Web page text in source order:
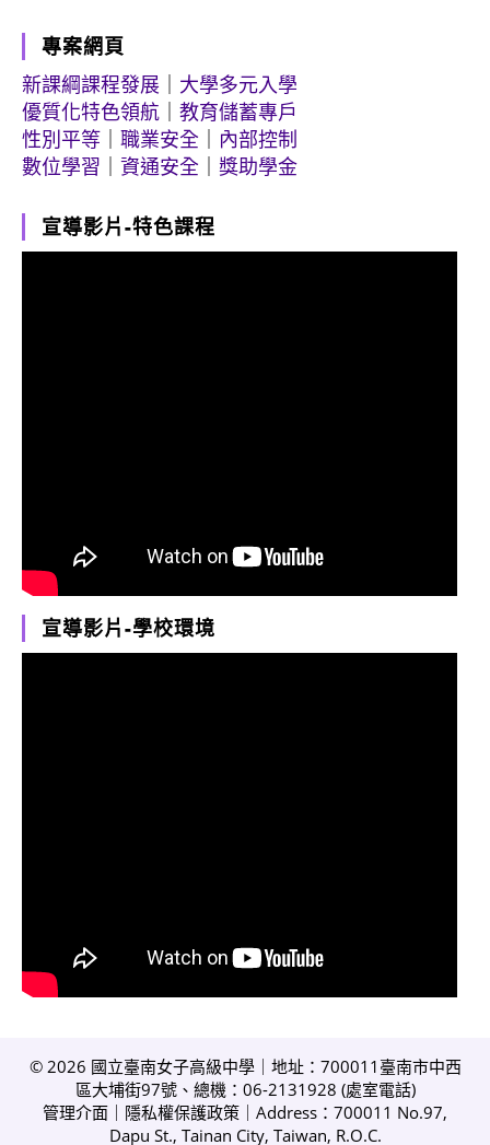
專案網頁
新課綱課程發展
大學多元入學
優質化特色領航
教育儲蓄專戶
性別平等
職業安全
內部控制
數位學習
資通安全 獎助學金
宣導影片-特色課程
宣導影片-學校環境
© 2026 國立臺南女子高級中學｜地址：700011臺南市中西
區大埔街97號、總機：06-2131928 (處室電話)
管理介面 ｜ 隱私權保護政策 ｜Address：700011 No.97,
Dapu St., Tainan City, Taiwan, R.O.C.